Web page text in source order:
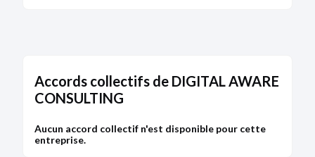
Accords collectifs de DIGITAL AWARE
CONSULTING
Aucun accord collectif n'est disponible pour cette
entreprise.